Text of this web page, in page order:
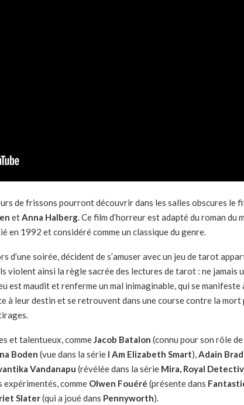
de frissons pourront découvrir dans les salles obscures le
etAnna Halberg. Ce film d’horreur est adapté du roman du
en 1992 et considéré comme un classique du genre.
d’une soirée, décident de s’amuser avec un jeu de tarot
violent ainsi la règle sacrée des lectures de tarot : ne jamais
est maudit et renferme un mal inimaginable, qui se
à leur destin et se retrouvent dans une course contre la mort
et talentueux, commeJacob Batalon (connu pour son rôle de
Boden (vue dans la série I Am Elizabeth Smart),Adain
Vandanapu (révélée dans la série Mira, Royal
expérimentés, comme Olwen Fouéré (présente dans
Slater(qui a joué dans Pennyworth).